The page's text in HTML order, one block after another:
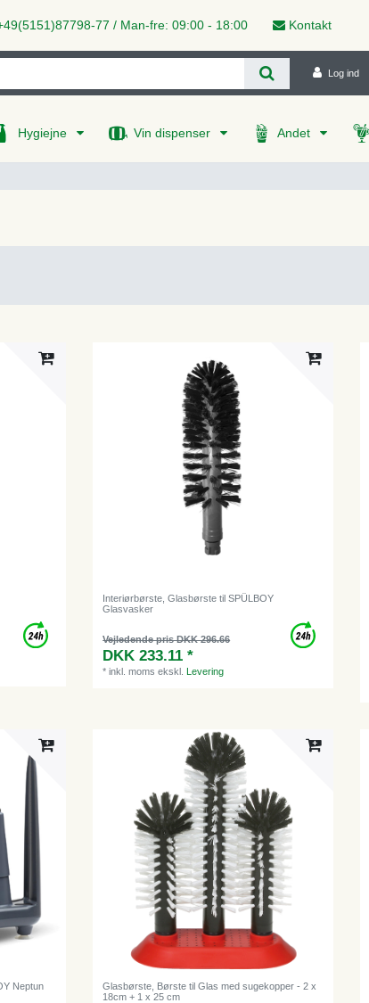
77 / Man-fre: 09:00 - 18:00 Kontakt
Log ind
Hygiejne Vin dispenser Andet
Interiørbørste, Glasbørste til SPÜLBOY
Glasvasker
Vejledende pris DKK 296.66
DKK 233.11 *
*inkl. moms ekskl.Levering
Neptun
Glasbørste, Børste til Glas med sugekopper - 2 x
18cm + 1 x 25 cm